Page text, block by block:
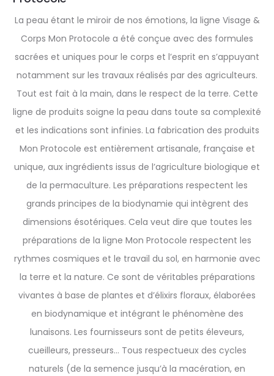
La peau étant le miroir de nos émotions, la ligne Visage &
Corps Mon Protocole a été conçue avec des formules
sacrées et uniques pour le corps et l’esprit en s’appuyant
notamment sur les travaux réalisés par des agriculteurs.
Tout est fait à la main, dans le respect de la terre. Cette
ligne de produits soigne la peau dans toute sa complexité
et les indications sont infinies. La fabrication des produits
Mon Protocole est entièrement artisanale, française et
unique, aux ingrédients issus de l’agriculture biologique et
de la permaculture. Les préparations respectent les
grands principes de la biodynamie qui intègrent des
dimensions ésotériques. Cela veut dire que toutes les
préparations de la ligne Mon Protocole respectent les
rythmes cosmiques et le travail du sol, en harmonie avec
la terre et la nature. Ce sont de véritables préparations
vivantes à base de plantes et d’élixirs floraux, élaborées
en biodynamique et intégrant le phénomène des
lunaisons. Les fournisseurs sont de petits éleveurs,
cueilleurs, presseurs… Tous respectueux des cycles
naturels (de la semence jusqu’à la macération, en